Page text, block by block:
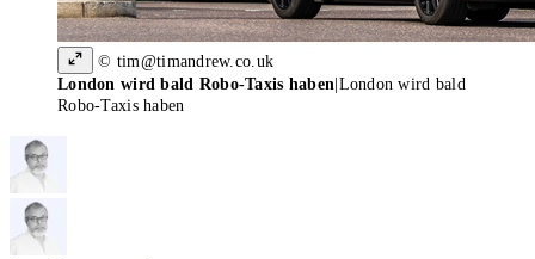
© tim@timandrew.co.uk
London wird bald Robo-Taxis haben London wird bald
Robo-Taxis haben